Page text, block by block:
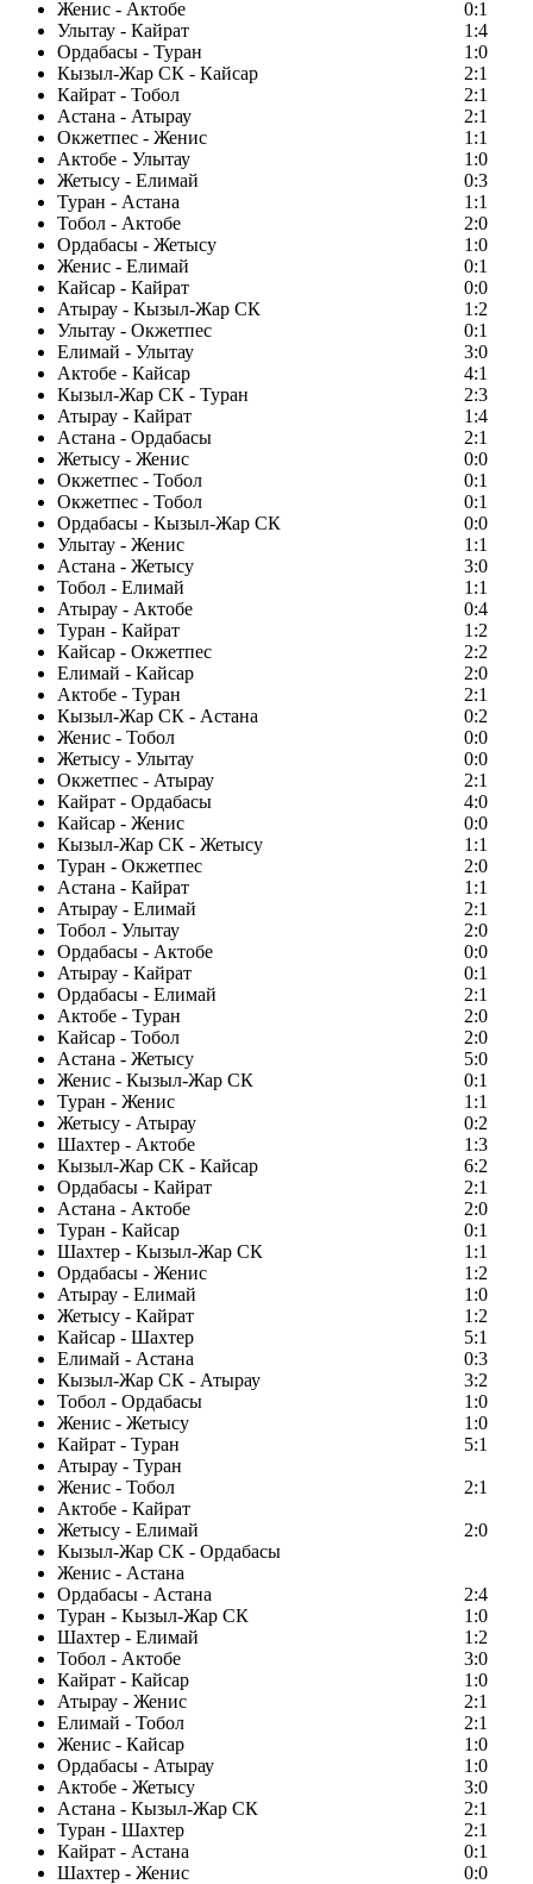
Женис - Актобе
0:1
Улытау - Кайрат
1:4
Ордабасы - Туран
1:0
Кызыл-Жар СК - Кайсар
2:1
Кайрат - Тобол
2:1
Астана - Атырау
2:1
Окжетпес - Женис
1:1
Актобе - Улытау
1:0
Жетысу - Елимай
0:3
Туран - Астана
1:1
Тобол - Актобе
2:0
Ордабасы - Жетысу
1:0
Женис - Елимай
0:1
Кайсар - Кайрат
0:0
Атырау - Кызыл-Жар СК
1:2
Улытау - Окжетпес
0:1
Елимай - Улытау
3:0
Актобе - Кайсар
4:1
Кызыл-Жар СК - Туран
2:3
Атырау - Кайрат
1:4
Астана - Ордабасы
2:1
Жетысу - Женис
0:0
Окжетпес - Тобол
0:1
Окжетпес - Тобол
0:1
Ордабасы - Кызыл-Жар СК
0:0
Улытау - Женис
1:1
Астана - Жетысу
3:0
Тобол - Елимай
1:1
Атырау - Актобе
0:4
Туран - Кайрат
1:2
Кайсар - Окжетпес
2:2
Елимай - Кайсар
2:0
Актобе - Туран
2:1
Кызыл-Жар СК - Астана
0:2
Женис - Тобол
0:0
Жетысу - Улытау
0:0
Окжетпес - Атырау
2:1
Кайрат - Ордабасы
4:0
Кайсар - Женис
0:0
Кызыл-Жар СК - Жетысу
1:1
Туран - Окжетпес
2:0
Астана - Кайрат
1:1
Атырау - Елимай
2:1
Тобол - Улытау
2:0
Ордабасы - Актобе
0:0
Атырау - Кайрат
0:1
Ордабасы - Елимай
2:1
Актобе - Туран
2:0
Кайсар - Тобол
2:0
Астана - Жетысу
5:0
Женис - Кызыл-Жар СК
0:1
Туран - Женис
1:1
Жетысу - Атырау
0:2
Шахтер - Актобе
1:3
Кызыл-Жар СК - Кайсар
6:2
Ордабасы - Кайрат
2:1
Астана - Актобе
2:0
Туран - Кайсар
0:1
Шахтер - Кызыл-Жар СК
1:1
Ордабасы - Женис
1:2
Атырау - Елимай
1:0
Жетысу - Кайрат
1:2
Кайсар - Шахтер
5:1
Елимай - Астана
0:3
Кызыл-Жар СК - Атырау
3:2
Тобол - Ордабасы
1:0
Женис - Жетысу
1:0
Кайрат - Туран
5:1
Атырау - Туран
Женис - Тобол
2:1
Актобе - Кайрат
Жетысу - Елимай
2:0
Кызыл-Жар СК - Ордабасы
Женис - Астана
Ордабасы - Астана
2:4
Туран - Кызыл-Жар СК
1:0
Шахтер - Елимай
1:2
Тобол - Актобе
3:0
Кайрат - Кайсар
1:0
Атырау - Женис
2:1
Елимай - Тобол
2:1
Женис - Кайсар
1:0
Ордабасы - Атырау
1:0
Актобе - Жетысу
3:0
Астана - Кызыл-Жар СК
2:1
Туран - Шахтер
2:1
Кайрат - Астана
0:1
Шахтер - Женис
0:0